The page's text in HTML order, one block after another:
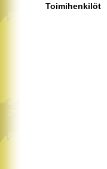
Toimihenkilöt